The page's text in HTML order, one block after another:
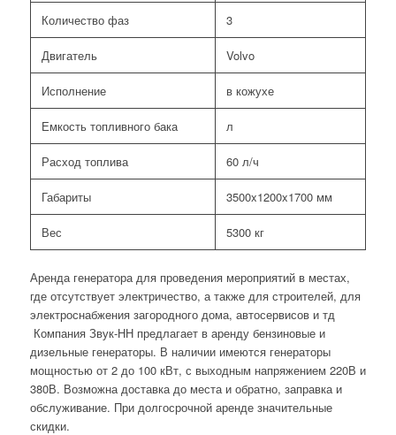
Количество фаз 3
Двигатель Volvo
Исполнение в кожухе
Емкость топливного бака л
Расход топлива 60 л/ч
Габариты 3500x1200x1700 мм
Вес 5300 кг
Аренда генератора для проведения мероприятий в местах,
где отсутствует электричество, а также для строителей, для
электроснабжения загородного дома, автосервисов и тд
Компания Звук-НН предлагает в аренду бензиновые и
дизельные генераторы. В наличии имеются генераторы
мощностью от 2 до 100 кВт, с выходным напряжением 220В и
380В. Возможна доставка до места и обратно, заправка и
обслуживание. При долгосрочной аренде значительные
скидки.